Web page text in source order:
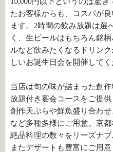
たお客様からも、コスパが
ます。2時間の飲み放題は選
く、生ビールはもちろん銘
ルなど飲みたくなるドリン
しいお誕生日会を開催してく
当店は旬の味が詰まった創
放題付き宴会コースをご提供
創作天ぷらや鮮魚盛り合わ
など多種多様にご用意。京
絶品料理の数々をリーズナブ
またデザートも豊富にご用意